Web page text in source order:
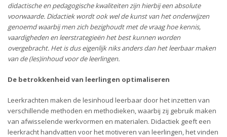
didactische en pedagogische kwaliteiten zijn hierbij een absolute
voorwaarde. Didactiek wordt ook wel de kunst van het onderwijzen
genoemd waarbij men zich bezighoudt met de vraag hoe kennis,
vaardigheden en leerstrategieën het best kunnen worden
overgebracht. Het is dus eigenlijk niks anders dan het leerbaar maken
van de (les)inhoud voor de leerlingen.
De betrokkenheid van leerlingen optimaliseren
Leerkrachten maken de lesinhoud leerbaar door het inzetten van
verschillende methoden en methodieken, waarbij zij gebruik maken
van afwisselende werkvormen en materialen. Didactiek geeft een
leerkracht handvatten voor het motiveren van leerlingen, het vinden